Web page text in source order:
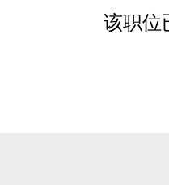
该职位